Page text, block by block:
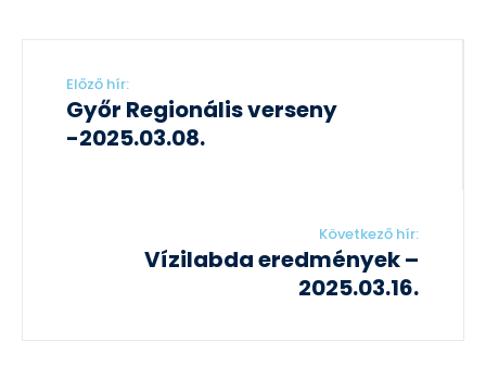
Előző hír:
Győr Regionális verseny
-2025.03.08.
Következő hír:
Vízilabda eredmények –
2025.03.16.